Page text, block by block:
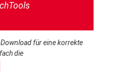
für eine korrekte
die